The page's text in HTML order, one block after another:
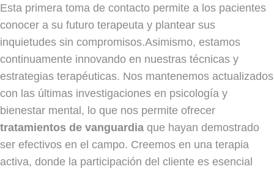
Esta primera toma de contacto permite a los pacientes
conocer a su futuro terapeuta y plantear sus
inquietudes sin compromisos.Asimismo, estamos
continuamente innovando en nuestras técnicas y
estrategias terapéuticas. Nos mantenemos actualizados
con las últimas investigaciones en psicología y
bienestar mental, lo que nos permite ofrecer
tratamientos de vanguardia que hayan demostrado
ser efectivos en el campo. Creemos en una terapia
activa, donde la participación del cliente es esencial